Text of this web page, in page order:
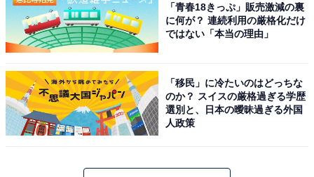
リを選定する。特に取得のタイミングが「常に」になっ
ているアプリは、本当に必要かどうかを判断する。
設定アプリにて「画面表示と明るさ」→「自動ロック」
と進み、30秒にチェックをいれる。これにより、iPhone
を使用していないときは極力スリープになる。
「青春18きっぷ」販売激減の裏
に何が？ 連続利用の厳格化だけ
ではない「本当の理由」
「移民」に冷たいのはどっちな
のか？ スイスの厳格過ぎる学歴
選別と、日本の曖昧過ぎる外国
人政策